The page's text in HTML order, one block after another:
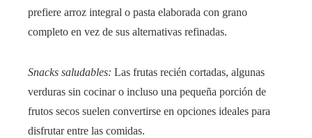
prefiere arroz integral o pasta elaborada con grano
completo en vez de sus alternativas refinadas.
Snacks saludables: Las frutas recién cortadas, algunas
verduras sin cocinar o incluso una pequeña porción de
frutos secos suelen convertirse en opciones ideales para
disfrutar entre las comidas.